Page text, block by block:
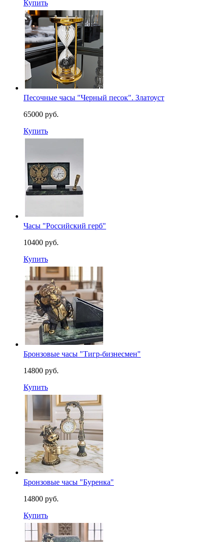
Купить
Песочные часы "Черный песок". Златоуст
65000 руб.
Купить
Часы "Российский герб"
10400 руб.
Купить
Бронзовые часы "Тигр-бизнесмен"
14800 руб.
Купить
Бронзовые часы "Буренка"
14800 руб.
Купить